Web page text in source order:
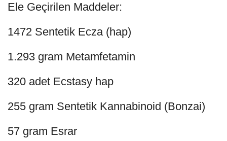
Ele Geçirilen Maddeler:
1472 Sentetik Ecza (hap)
1.293 gram Metamfetamin
320 adet Ecstasy hap
255 gram Sentetik Kannabinoid (Bonzai)
57 gram Esrar